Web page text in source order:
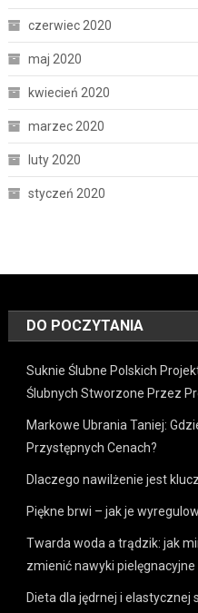
czerwiec 2020
maj 2020
kwiecień 2020
marzec 2020
luty 2020
styczeń 2020
DO POCZYTANIA
Suknie Ślubne Polskich
Ślubnych Stworzone Przez
Markowe Ubrania Taniej:
Przystępnych Cenach?
Dlaczego nawilżenie jest
Piękne brwi – jak je
Twarda woda a trądzik: jak
zmienić nawyki pielęgnacyjne
Dieta dla jędrnej i elastycznej